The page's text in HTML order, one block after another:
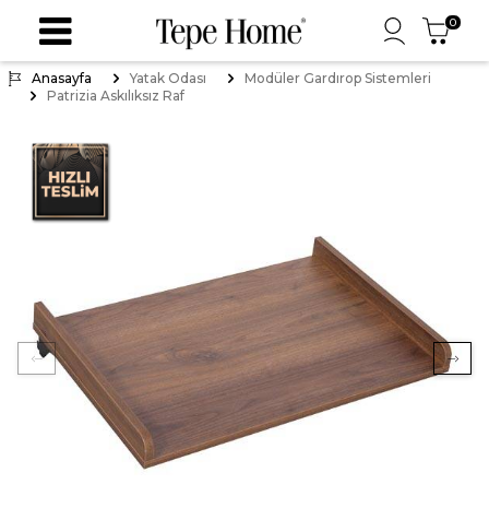
0
Anasayfa Yatak Odası
Modüler Gardırop Sistemleri
Patrizia Askılıksız Raf